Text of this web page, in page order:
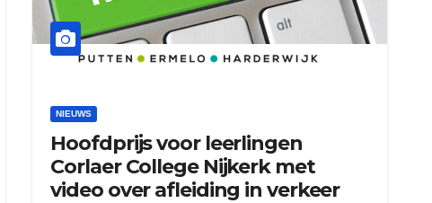
NIEUWS
Hoofdprijs voor leerlingen
Corlaer College Nijkerk met
video over afleiding in verkeer